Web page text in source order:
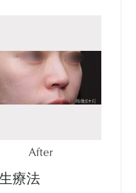
After
療法